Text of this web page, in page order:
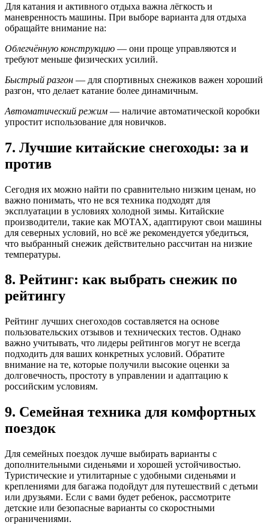
Для катания и активного отдыха важна лёгкость и
маневренность машины. При выборе варианта для отдыха
обращайте внимание на:
Облегчённую конструкцию — они проще управляются и
требуют меньше физических усилий.
Быстрый разгон — для спортивных снежиков важен хороший
разгон, что делает катание более динамичным.
Автоматический режим — наличие автоматической коробки
упростит использование для новичков.
7. Лучшие китайские снегоходы: за и
против
Сегодня их можно найти по сравнительно низким ценам, но
важно понимать, что не вся техника подходят для
эксплуатации в условиях холодной зимы. Китайские
производители, такие как MOTAX, адаптируют свои машины
для северных условий, но всё же рекомендуется убедиться,
что выбранный снежик действительно рассчитан на низкие
температуры.
8. Рейтинг: как выбрать снежик по
рейтингу
Рейтинг лучших снегоходов составляется на основе
пользовательских отзывов и технических тестов. Однако
важно учитывать, что лидеры рейтингов могут не всегда
подходить для ваших конкретных условий. Обратите
внимание на те, которые получили высокие оценки за
долговечность, простоту в управлении и адаптацию к
российским условиям.
9. Семейная техника для комфортных
поездок
Для семейных поездок лучше выбирать варианты с
дополнительными сиденьями и хорошей устойчивостью.
Туристические и утилитарные с удобными сиденьями и
креплениями для багажа подойдут для путешествий с детьми
или друзьями. Если с вами будет ребенок, рассмотрите
детские или безопасные варианты со скоростными
ограничениями.